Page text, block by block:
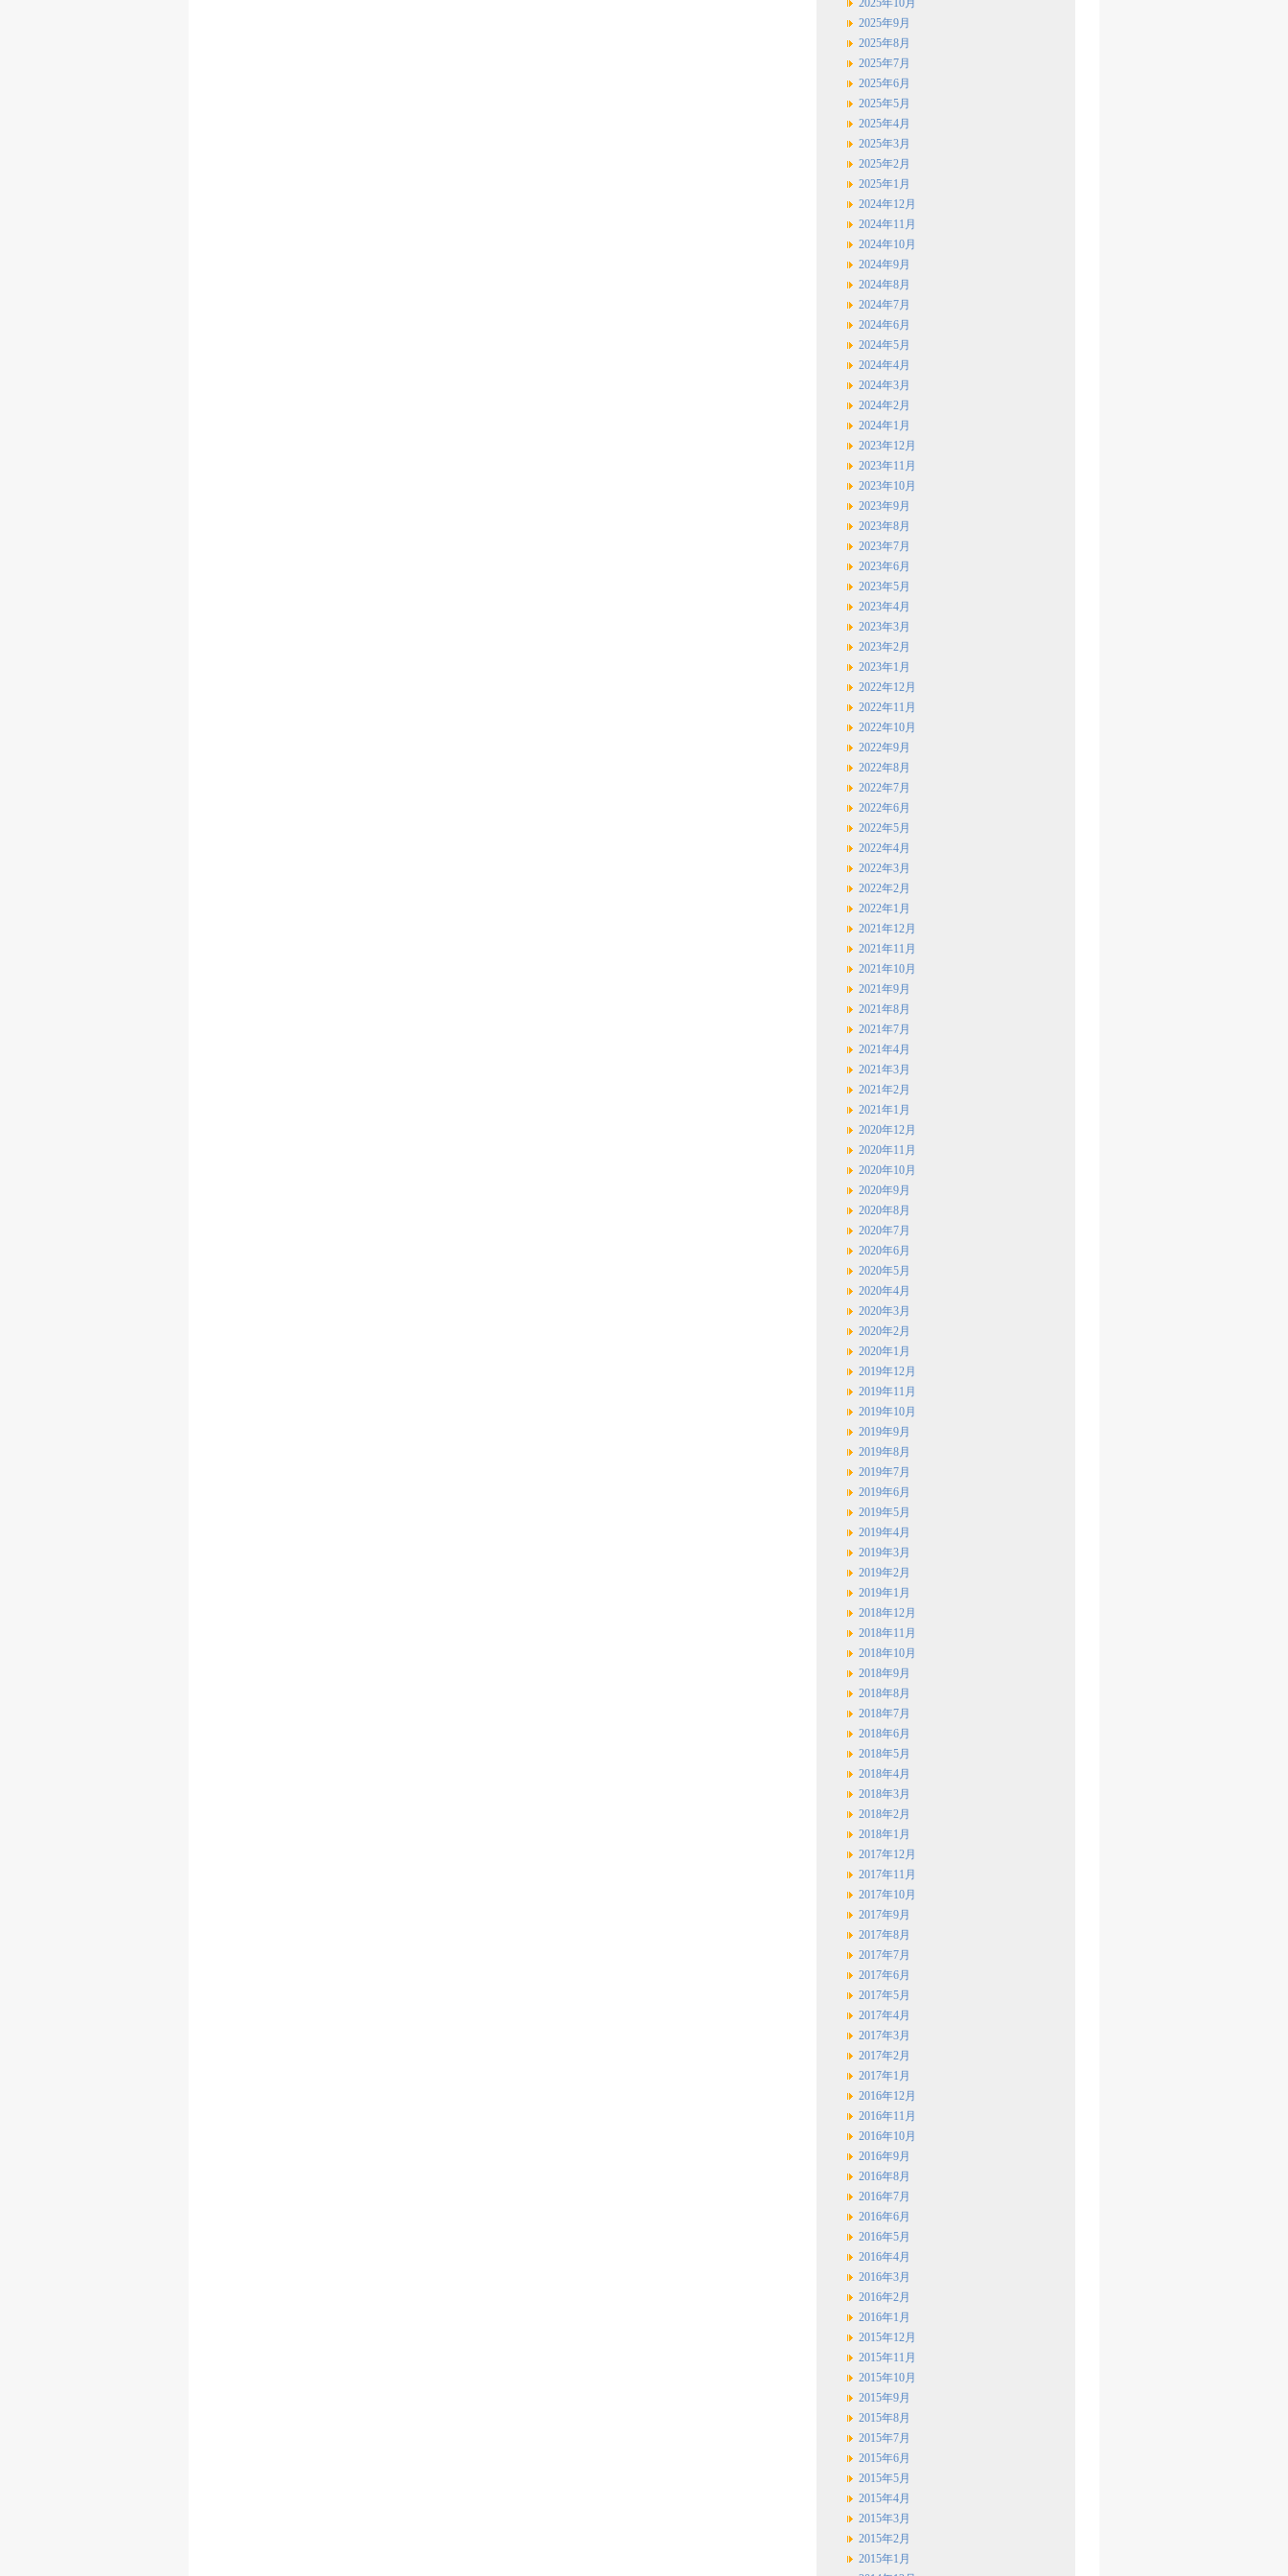
2025年10月
2025年9月
2025年8月
2025年7月
2025年6月
2025年5月
2025年4月
2025年3月
2025年2月
2025年1月
2024年12月
2024年11月
2024年10月
2024年9月
2024年8月
2024年7月
2024年6月
2024年5月
2024年4月
2024年3月
2024年2月
2024年1月
2023年12月
2023年11月
2023年10月
2023年9月
2023年8月
2023年7月
2023年6月
2023年5月
2023年4月
2023年3月
2023年2月
2023年1月
2022年12月
2022年11月
2022年10月
2022年9月
2022年8月
2022年7月
2022年6月
2022年5月
2022年4月
2022年3月
2022年2月
2022年1月
2021年12月
2021年11月
2021年10月
2021年9月
2021年8月
2021年7月
2021年4月
2021年3月
2021年2月
2021年1月
2020年12月
2020年11月
2020年10月
2020年9月
2020年8月
2020年7月
2020年6月
2020年5月
2020年4月
2020年3月
2020年2月
2020年1月
2019年12月
2019年11月
2019年10月
2019年9月
2019年8月
2019年7月
2019年6月
2019年5月
2019年4月
2019年3月
2019年2月
2019年1月
2018年12月
2018年11月
2018年10月
2018年9月
2018年8月
2018年7月
2018年6月
2018年5月
2018年4月
2018年3月
2018年2月
2018年1月
2017年12月
2017年11月
2017年10月
2017年9月
2017年8月
2017年7月
2017年6月
2017年5月
2017年4月
2017年3月
2017年2月
2017年1月
2016年12月
2016年11月
2016年10月
2016年9月
2016年8月
2016年7月
2016年6月
2016年5月
2016年4月
2016年3月
2016年2月
2016年1月
2015年12月
2015年11月
2015年10月
2015年9月
2015年8月
2015年7月
2015年6月
2015年5月
2015年4月
2015年3月
2015年2月
2015年1月